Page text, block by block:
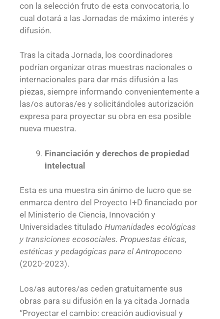
con la selección fruto de esta convocatoria, lo
cual dotará a las Jornadas de máximo interés y
difusión.
Tras la citada Jornada, los coordinadores
podrían organizar otras muestras nacionales o
internacionales para dar más difusión a las
piezas, siempre informando convenientemente a
las/os autoras/es y solicitándoles autorización
expresa para proyectar su obra en esa posible
nueva muestra.
Financiación y derechos de propiedad
intelectual
Esta es una muestra sin ánimo de lucro que se
enmarca dentro del Proyecto I+D financiado por
el Ministerio de Ciencia, Innovación y
Universidades titulado Humanidades ecológicas
y transiciones ecosociales. Propuestas éticas,
estéticas y pedagógicas para el Antropoceno
(2020-2023).
Los/as autores/as ceden gratuitamente sus
obras para su difusión en la ya citada Jornada
“Proyectar el cambio: creación audiovisual y